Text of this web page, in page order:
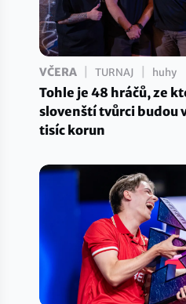
VČERA TURNAJ huhy
Tohle je 48 hráčů, ze
slovenští tvůrci budou
tisíc korun